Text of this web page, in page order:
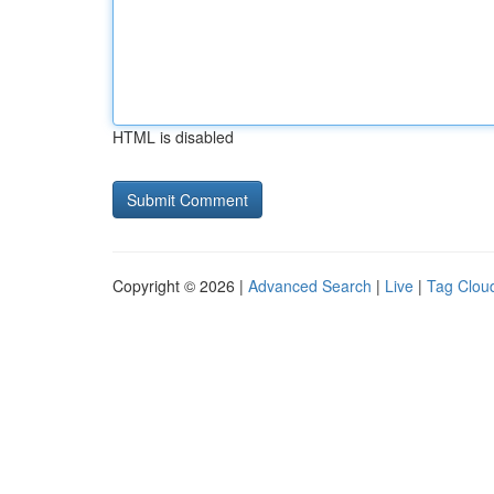
HTML is disabled
Copyright © 2026 | Advanced Search | Live | Tag